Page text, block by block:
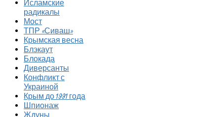
Исламские
радикалы
Мост
ТПР «Сиваш»
Крымская весна
Блэкаут
Блокада
Диверсанты
Конфликт с
Украиной
Крым до 1991 года
Шпионаж
Ждуны